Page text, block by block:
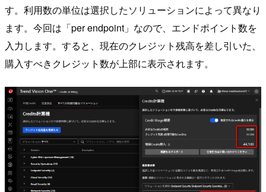
す。利用数の単位は選択したソリューションによって異なり
ます。今回は「per endpoint」なので、エンドポイント数を
入力します。すると、現在のクレジット残高を差し引いた、
購入すべきクレジット数が上部に表示されます。